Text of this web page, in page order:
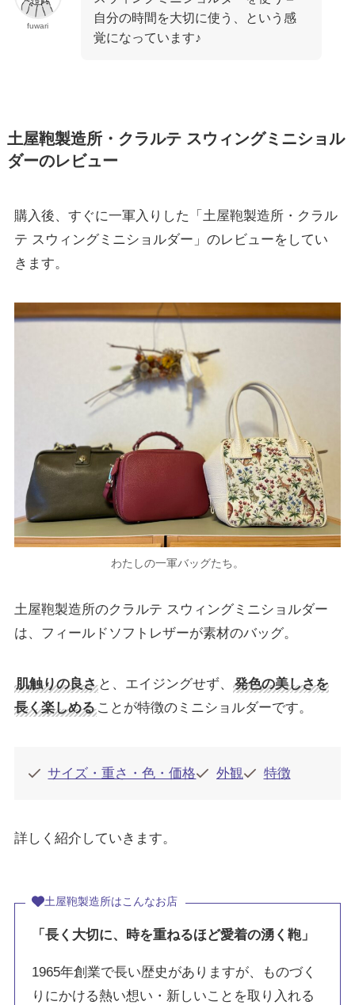
fuwari
自分の時間を大切に使う、という感
覚になっています♪
土屋鞄製造所・クラルテ スウィングミニショル
ダーのレビュー
購入後、すぐに一軍入りした「土屋鞄製造所・クラル
テ スウィングミニショルダー」のレビューをしてい
きます。
わたしの一軍バッグたち。
土屋鞄製造所のクラルテ スウィングミニショルダー
は、フィールドソフトレザーが素材のバッグ。
肌触りの良さと、エイジングせず、
発色の美しさを
長く楽しめることが特徴のミニショルダーです。
サイズ・重さ・色・価格 外観 特徴
詳しく紹介していきます。
土屋鞄製造所はこんなお店
「長く大切に、時を重ねるほど愛着の湧く鞄」
1965年創業で長い歴史がありますが、ものづく
りにかける熱い想い・新しいことを取り入れる